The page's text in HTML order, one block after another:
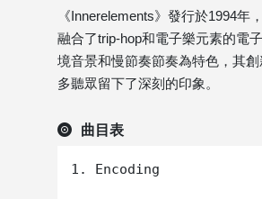
《Innerelements》發行於1994年
融合了trip-hop和電子樂元素的電
境音景和慢節奏節奏為特色，其
多聽眾留下了深刻的印象。
曲目表
1. Encoding